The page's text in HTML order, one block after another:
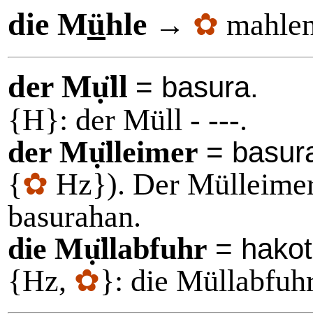
die Mühle → ✿
der Mụ̈ll = basura.
{H}: der Müll - ---.
der Mụ̈lleimer =
{✿ Hz}). Der
basurahan.
die Mụ̈llabfuhr =
{Hz, ✿}: die